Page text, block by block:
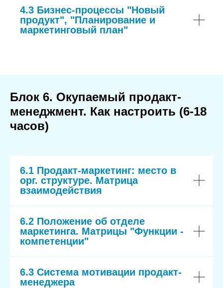
4.3 Бизнес-процессы "Новый
продукт", "Планирование и
маркетинговый план"
Блок 6. Окупаемый продакт-
менеджмент. Как настроить (6-18
часов)
6.1 Продакт-маркетинг: место в
орг. структуре. Матрица
взаимодействия
6.2 Положение об отделе
маркетинга. Матрицы "Функции -
компетенции"
6.3 Система мотивации продакт-
менеджера